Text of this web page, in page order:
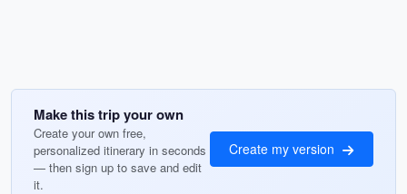
Make this trip your own
Create your own free,
personalized itinerary in seconds
— then sign up to save and edit
it.
Create my version